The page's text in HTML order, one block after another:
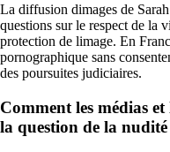
La diffusion dimages de
questions sur le respect de la
protection de limage. En
pornographique sans
des poursuites judiciaires.
Comment les médias
la question de la